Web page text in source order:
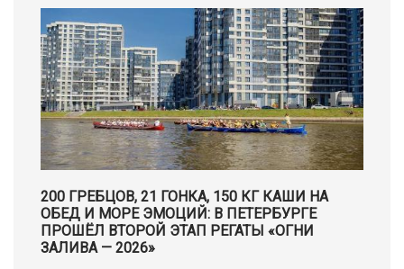
200 ГРЕБЦОВ, 21 ГОНКА, 150 КГ КАШИ НА
ОБЕД И МОРЕ ЭМОЦИЙ: В ПЕТЕРБУРГЕ
ПРОШЁЛ ВТОРОЙ ЭТАП РЕГАТЫ «ОГНИ
ЗАЛИВА — 2026»